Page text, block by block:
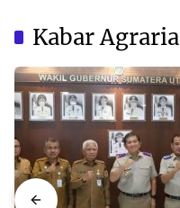
Pendekatan
Kewilayahan
Kabar Agraria